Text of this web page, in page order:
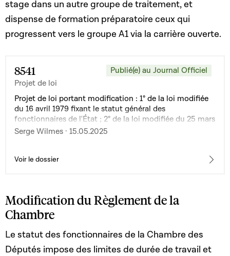
stage dans un autre groupe de traitement, et
dispense de formation préparatoire ceux qui
progressent vers le groupe A1 via la carrière ouverte.
8541
Projet de loi
Publié(e) au Journal Officiel
Projet de loi portant modification : 1° de la loi modifiée
du 16 avril 1979 fixant le statut général des
fonctionnaires de l'État ; 2° de la loi modifiée du 25 mars
2015 fixant les conditions et modalités de l’accès du
supérieur au sien, en vue de la mise en œuvre des points
Serge Wilmes · 15.05.2025
Voir le dossier
Modification du Règlement de la
Chambre
Le statut des fonctionnaires de la Chambre des
Députés impose des limites de durée de travail et